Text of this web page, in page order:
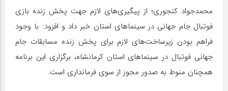
محمدجواد کنجوری؛ از پیگیری‌های لازم جهت پخش زنده بازی
فوتبال جام جهانی در سینماهای استان خبر داد و افزود: با وجود
فراهم بودن زیرساخت‌های لازم برای پخش زنده مسابقات جام
جهانی فوتبال در سینماهای استان کرمانشاه، برگزاری این برنامه
همچنان منوط به صدور مجوز از سوی فرمانداری است.